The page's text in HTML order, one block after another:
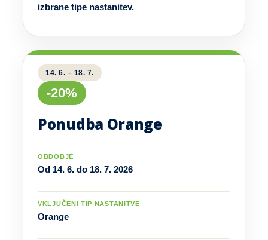
izbrane tipe nastanitev.
14. 6. – 18. 7.
-20%
Ponudba Orange
OBDOBJE
Od 14. 6. do 18. 7. 2026
VKLJUČENI TIP NASTANITVE
Orange